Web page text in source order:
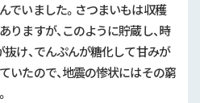
でいました。さつまいもは収穫
ますが、このように貯蔵し、時
け、でんぷんが糖化して甘みが
いたので、地震の惨状にはその窮